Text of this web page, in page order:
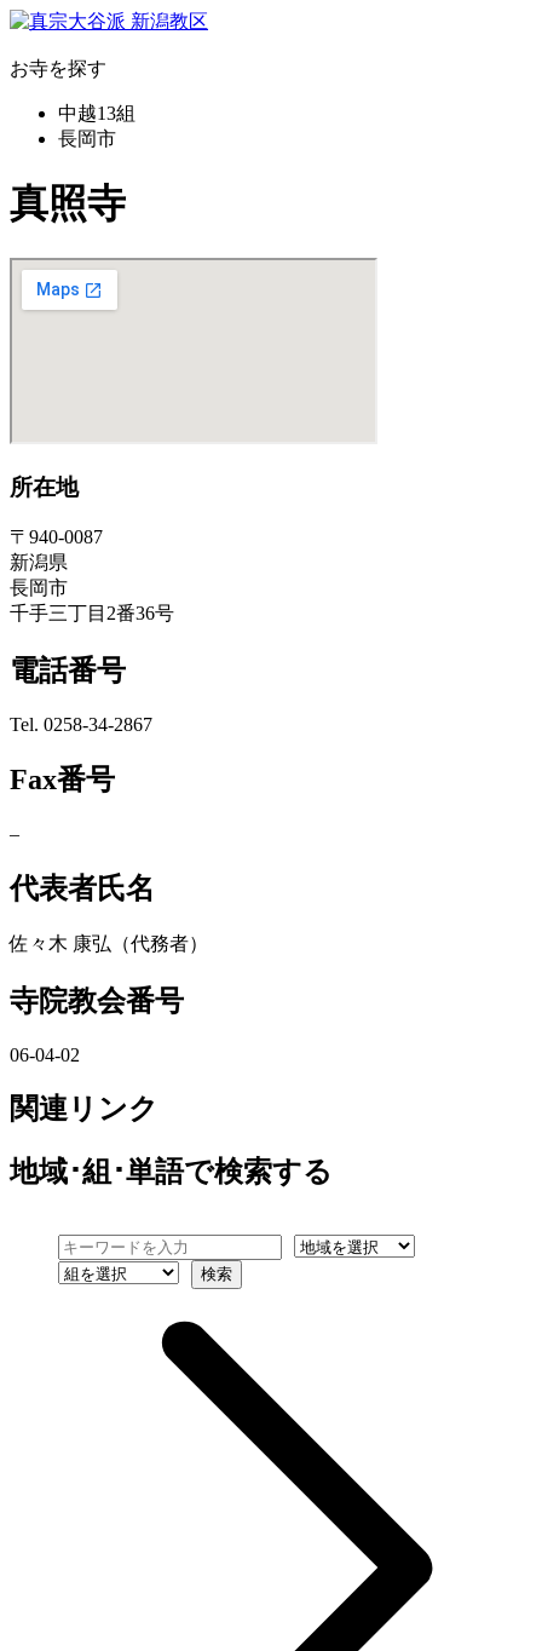
お寺を探す
中越13組
長岡市
真照寺
所在地
〒940-0087
新潟県
長岡市
千手三丁目2番36号
電話番号
Tel. 0258-34-2867
Fax番号
–
代表者氏名
佐々木 康弘（代務者）
寺院教会番号
06-04-02
関連リンク
地域･組･単語で検索する